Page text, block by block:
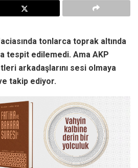
tonlarca toprak altında
tespit edilemedi. Ama AKP
arkadaşlarını sesi olmaya
takip ediyor.